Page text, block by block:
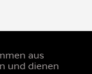
aus
und dienen